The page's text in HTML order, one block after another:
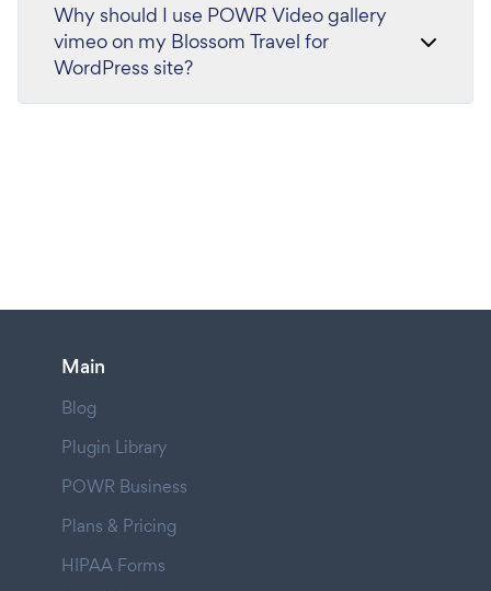
Why should I use POWR Video gallery
vimeo on my Blossom Travel for
WordPress site?
Main
Blog
Plugin Library
POWR Business
Plans & Pricing
HIPAA Forms